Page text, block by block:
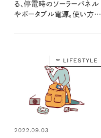
る、停電時のソーラーパネル
やポータブル電源。使い方を
よう！
LIFESTYLE
2022.09.03